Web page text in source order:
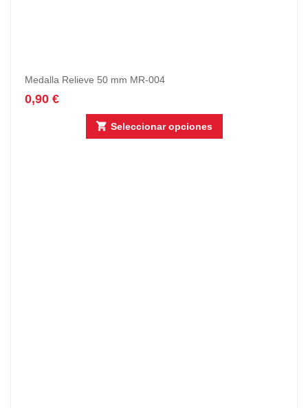
Medalla Relieve 50 mm MR-004
0,90 €
Seleccionar opciones